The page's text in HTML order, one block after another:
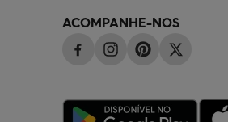
ACOMPANHE-NOS